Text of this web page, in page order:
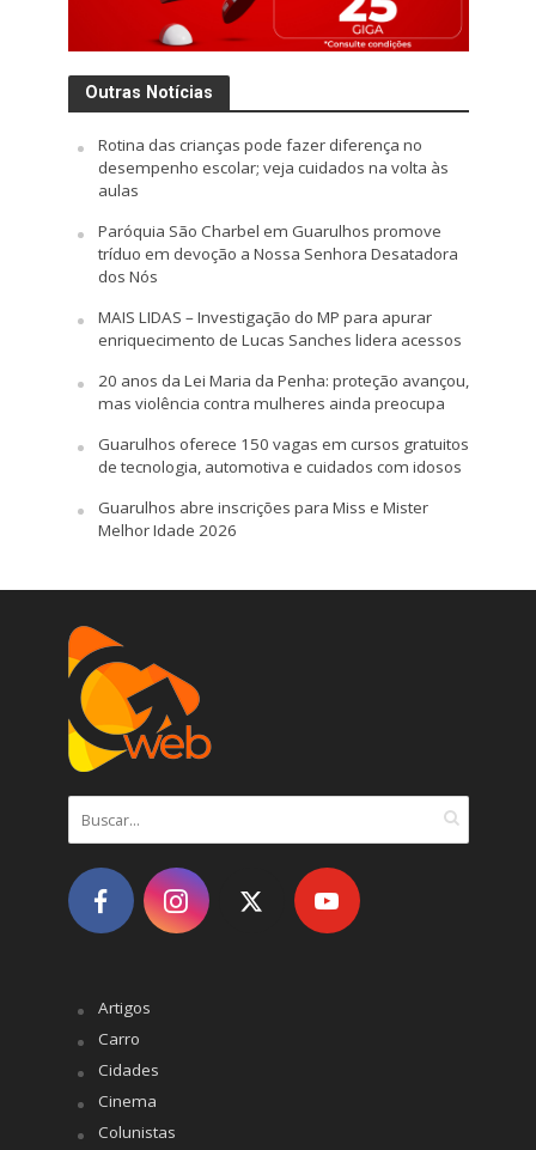
Outras Notícias
Rotina das crianças pode fazer diferença no
desempenho escolar; veja cuidados na volta às
aulas
Paróquia São Charbel em Guarulhos promove
tríduo em devoção a Nossa Senhora Desatadora
dos Nós
MAIS LIDAS – Investigação do MP para apurar
enriquecimento de Lucas Sanches lidera acessos
20 anos da Lei Maria da Penha: proteção avançou,
mas violência contra mulheres ainda preocupa
Guarulhos oferece 150 vagas em cursos gratuitos
de tecnologia, automotiva e cuidados com idosos
Guarulhos abre inscrições para Miss e Mister
Melhor Idade 2026
Artigos
Carro
Cidades
Cinema
Colunistas